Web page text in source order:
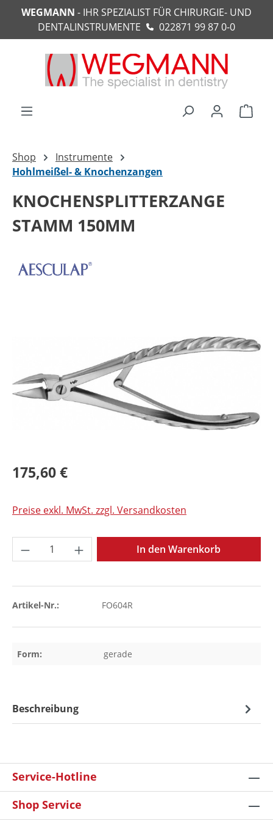
springen
WEGMANN - IHR SPEZIALIST FÜR CHIRURGIE- UND
DENTALINSTRUMENTE
022871 99 87 0-0
Shop
Instrumente
Hohlmeißel- & Knochenzangen
KNOCHENSPLITTERZANGE
STAMM 150MM
175,60 €
Preise exkl. MwSt. zzgl. Versandkosten
Produkt Anzahl: Gib den gewünschten
In den Warenkorb
Artikel-Nr.: FO604R
Form: gerade
Beschreibung
Service-Hotline
Shop Service